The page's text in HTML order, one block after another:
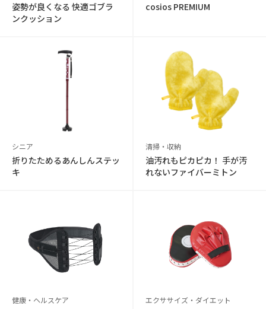
姿勢が良くなる 快適ゴブラ
ンクッション
cosios PREMIUM
シニア
折りたためるあんしんステッ
キ
清掃・収納
油汚れもピカピカ！ 手が汚
れないファイバーミトン
健康・ヘルスケア エクササイズ・ダイエット